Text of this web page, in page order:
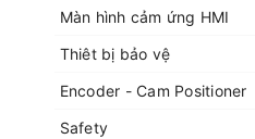
Màn hình cảm ứng HMI
Thiêt bị bảo vệ
Encoder - Cam Positioner
Safety